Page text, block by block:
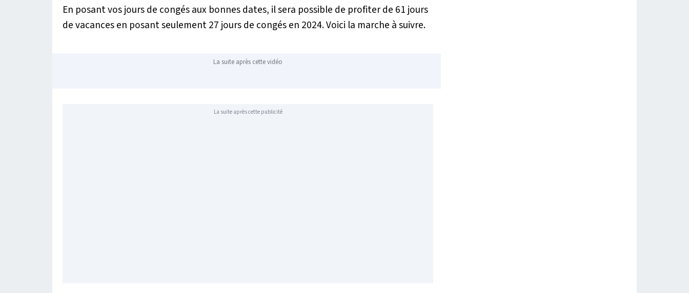
En posant vos jours de congés aux bonnes dates, il sera possible de profiter de 61 jours
de vacances en posant seulement 27 jours de congés en 2024. Voici la marche à suivre.
La suite après cette vidéo
La suite après cette publicité